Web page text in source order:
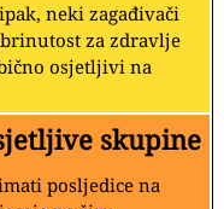
neki zagađivači
za zdravlje
osjetljivi na
skupine
posljedice na